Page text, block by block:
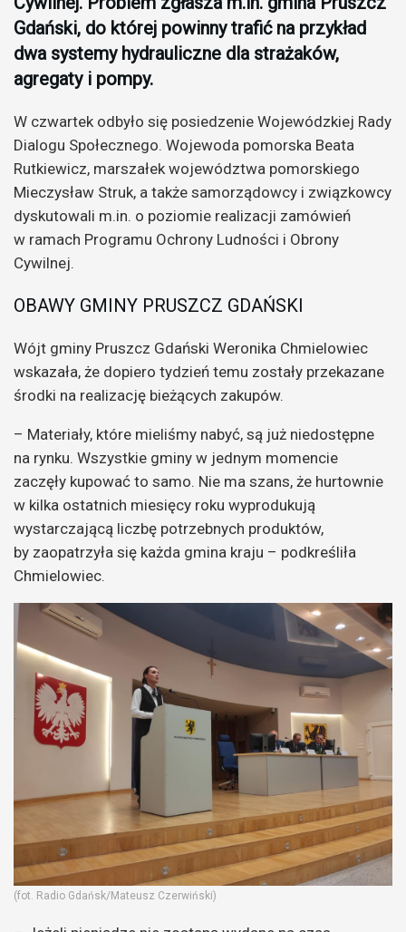
Gdański, do której powinny trafić na przykład
dwa systemy hydrauliczne dla strażaków,
agregaty i pompy.
W czwartek odbyło się posiedzenie Wojewódzkiej Rady
Dialogu Społecznego. Wojewoda pomorska Beata
Rutkiewicz, marszałek województwa pomorskiego
Mieczysław Struk, a także samorządowcy i związkowcy
dyskutowali m.in. o poziomie realizacji zamówień
w ramach Programu Ochrony Ludności i Obrony
Cywilnej.
OBAWY GMINY PRUSZCZ GDAŃSKI
Wójt gminy Pruszcz Gdański Weronika Chmielowiec
wskazała, że dopiero tydzień temu zostały przekazane
środki na realizację bieżących zakupów.
– Materiały, które mieliśmy nabyć, są już niedostępne
na rynku. Wszystkie gminy w jednym momencie
zaczęły kupować to samo. Nie ma szans, że hurtownie
w kilka ostatnich miesięcy roku wyprodukują
wystarczającą liczbę potrzebnych produktów,
by zaopatrzyła się każda gmina kraju – podkreśliła
Chmielowiec.
(fot. Radio Gdańsk/Mateusz Czerwiński)